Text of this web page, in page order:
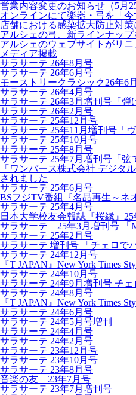
営業内容変更のお知らせ（5月
オンラインにて楽器・弓を「
店舗における感染拡大防止対策
アルシェの弓、新ラインナップ
アルシェのウェブサイトがリ
メディア掲載
サラサーテ 26年8月号
サラサーテ 26年6月号
モーストリークラシック26年6
サラサーテ 26年4月号
サラサーテ 26年3月増刊号「弾
サラサーテ 26年2月号
サラサーテ 25年12月号
サラサーテ 25年11月増刊号「
サラサーテ 25年10月号
サラサーテ 25年8月号
サラサーテ 25年7月増刊号「弦
「ワンバース株式会社 デジタ
されました
サラサーテ 25年6月号
BSフジTV番組『名品再生～ネ
サラサーテ 25年4月号
日本大学校友会報誌『桜縁』
サラサーテ 25年3月増刊号 「
サラサーテ 25年2月号
サラサーテ 増刊号 「チェロで
サラサーテ 24年12月号
『T JAPAN』New York Times
サラサーテ 24年10月号
サラサーテ 24年9月増刊号 チェ
サラサーテ 24年8月号
『T JAPAN』New York Times
サラサーテ 24年6月号
サラサーテ 24年5月号増刊
サラサーテ 24年4月号
サラサーテ 24年2月号
サラサーテ 23年12月号
サラサーテ 23年10月号
サラサーテ 23年8月号
音楽の友 23年7月号
サラサーテ 23年7月増刊号